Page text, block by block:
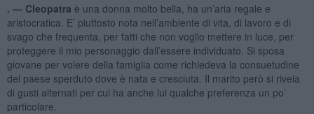
. — Cleopatra è una donna molto bella, ha un’aria regale e
aristocratica. E’ piuttosto nota nell’ambiente di vita, di lavoro e di
svago che frequenta, per fatti che non voglio mettere in luce, per
proteggere il mio personaggio dall’essere individuato. Si sposa
giovane per volere della famiglia come richiedeva la consuetudine
del paese sperduto dove è nata e cresciuta. Il marito però si rivela
di gusti alternati per cui ha anche lui qualche preferenza un po’
particolare.